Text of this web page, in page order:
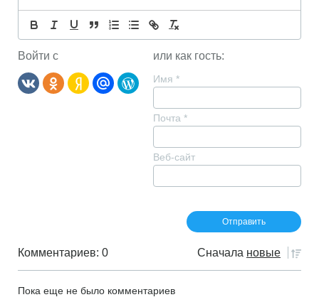
Войти с или как гость:
Имя *
Почта *
Веб-сайт
Комментариев: 0 Сначала новые
Пока еще не было комментариев